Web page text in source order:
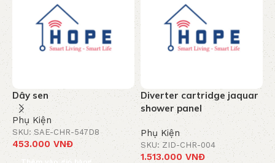
Dây sen
Phụ Kiện
SKU: SAE-CHR-547D8
453.000 VNĐ
Diverter cartridge jaquar
shower panel
Phụ Kiện
SKU: ZID-CHR-004
1.513.000VNĐ